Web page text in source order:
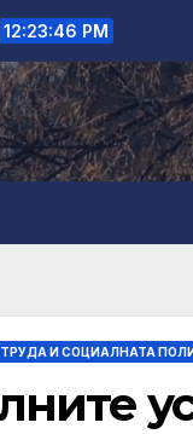
12:23:48 PM
И СОЦИАЛНАТА